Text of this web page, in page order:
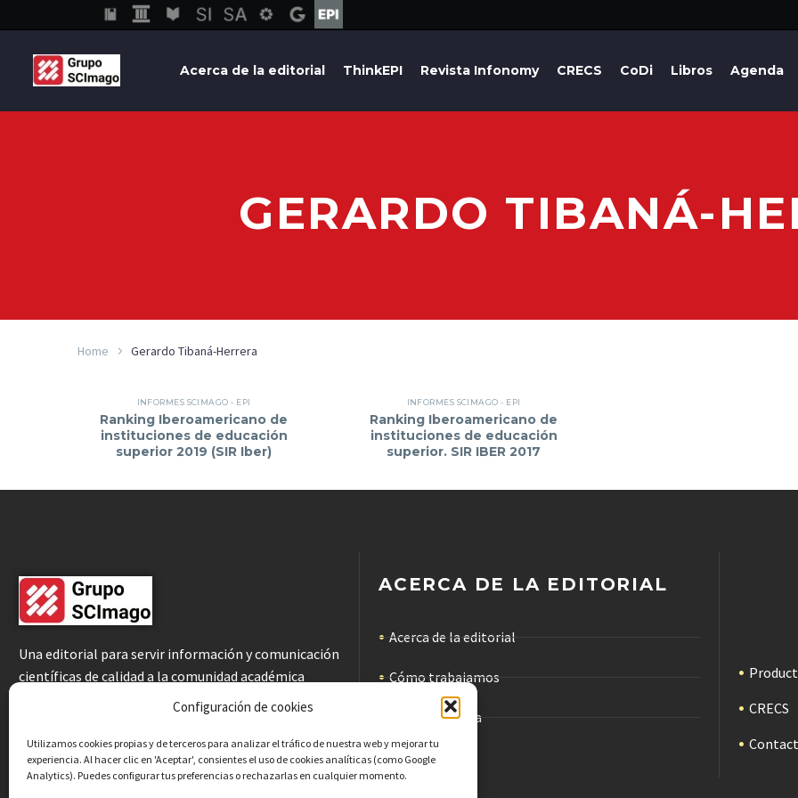
Configuración de cookies
Utilizamos cookies propias y de terceros para analizar el tráfico de nuestra web y mejorar tu
experiencia. Al hacer clic en 'Aceptar', consientes el uso de cookies analíticas (como Google
Analytics). Puedes configurar tus preferencias o rechazarlas en cualquier momento.
Acerca de la editorial ThinkEPI Revista Infonomy CRECS CoDi Libros Agenda
GERARDO TIBANÁ-
Home Gerardo Tibaná-Herrera
INFORMES SCIMAGO - EPI
Ranking Iberoamericano de
instituciones de educación
superior 2019 (SIR Iber)
INFORMES SCIMAGO - EPI
Ranking Iberoamericano de
instituciones de educación
superior. SIR IBER 2017
Una editorial para servir información y comunicación
científicas de calidad a la comunidad académica
ACERCA DE LA EDITORIAL
Acerca de la editorial
Cómo trabajamos
Código de ética
Publicidad
CRECS